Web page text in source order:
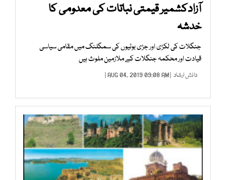
آزادکشمیر قیمتی نباتات کی معدومی کا
خدشہ
جنگلات کی لکڑی اور جڑی بوٹیوں کی سمگلنگ میں مقامی سیاسی
قیادت اور محکمہ جنگلات کے ملازمین ملوث ہیں
دانش ارشاد | AUG 04, 2019 09:08 AM |